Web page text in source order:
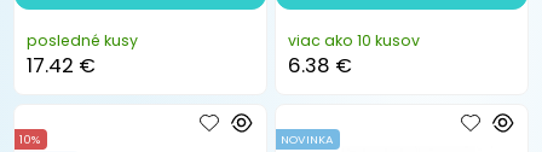
posledné kusy
17.42 €
viac ako 10 kusov
6.38 €
10%
NOVINKA